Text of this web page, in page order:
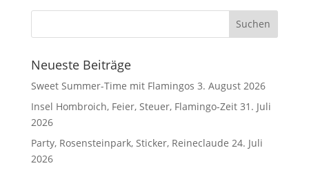
Neueste Beiträge
Sweet Summer-Time mit Flamingos 3. August 2026
Insel Hombroich, Feier, Steuer, Flamingo-Zeit 31. Juli
2026
Party, Rosensteinpark, Sticker, Reineclaude 24. Juli
2026